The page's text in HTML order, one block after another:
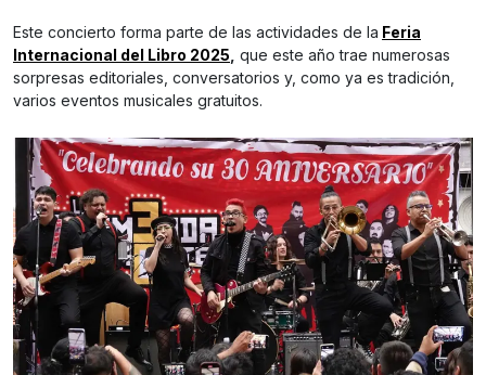
Este concierto forma parte de las actividades de la Feria
Internacional del Libro 2025, que este año trae numerosas
sorpresas editoriales, conversatorios y, como ya es tradición,
varios eventos musicales gratuitos.